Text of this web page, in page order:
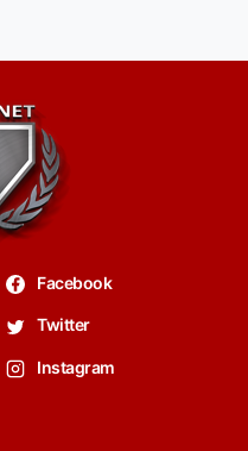
Facebook
Twitter
Instagram